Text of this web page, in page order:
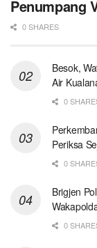
Penumpang
0 SHARES
Besok,
Air
0
Periksa
0
Brigjen
0